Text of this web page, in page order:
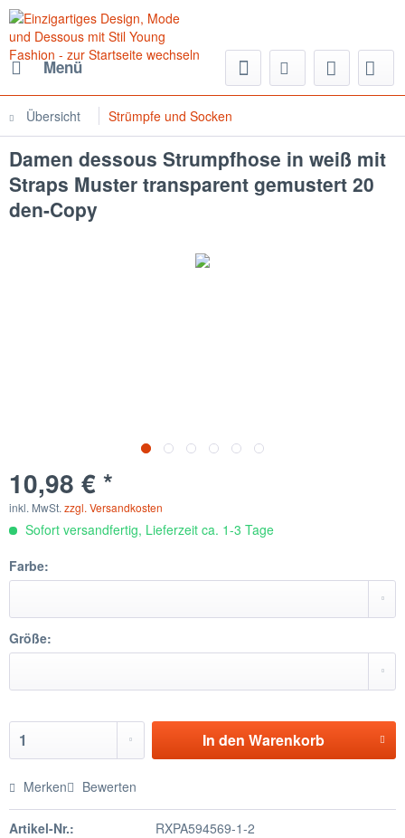
Menü
Übersicht Strümpfe und Socken
Damen dessous Strumpfhose in weiß mit
Straps Muster transparent gemustert 20
den-Copy
10,98 € *
inkl. MwSt. zzgl. Versandkosten
Sofort versandfertig, Lieferzeit ca. 1-3 Tage
Farbe:
Größe:
In den Warenkorb
Merken Bewerten
Artikel-Nr.: RXPA594569-1-2